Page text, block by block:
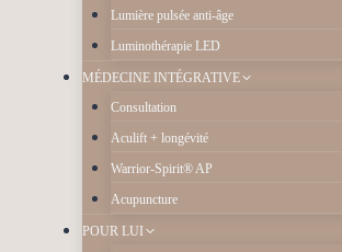
Lumière pulsée anti-âge
Luminothérapie LED
MÉDECINE INTÉGRATIVE
Consultation
Aculift + longévité
Warrior-Spirit® AP
Acupuncture
POUR LUI